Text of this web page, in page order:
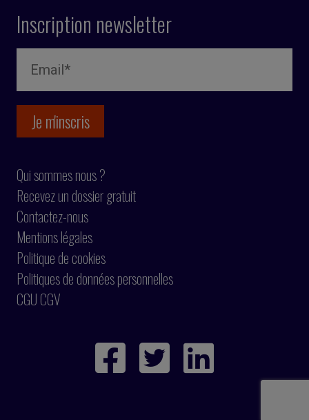
Inscription newsletter
Qui sommes nous ?
Recevez un dossier gratuit
Contactez-nous
Mentions légales
Politique de cookies
Politiques de données personnelles
CGU CGV